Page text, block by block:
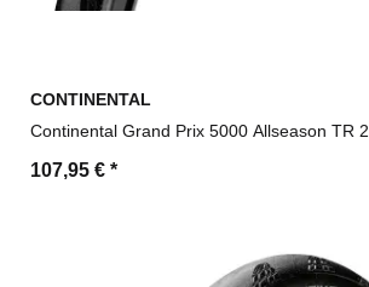
CONTINENTAL
Continental Grand Prix 5000 Allseason TR
107,95 € *